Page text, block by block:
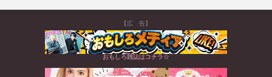
【広 告】
おもしろ雑誌はコチラ☆